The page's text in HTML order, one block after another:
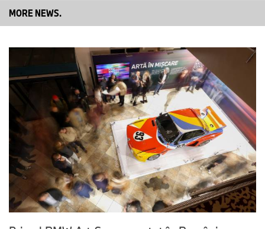
MORE NEWS.